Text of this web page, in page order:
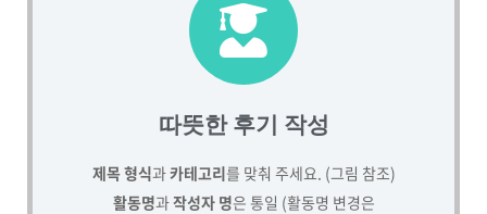
따뜻한 후기 작성
제목 형식과카테고리를 맞춰 주세요. (그림 참조)
활동명과작성자 명은 통일 (활동명 변경은